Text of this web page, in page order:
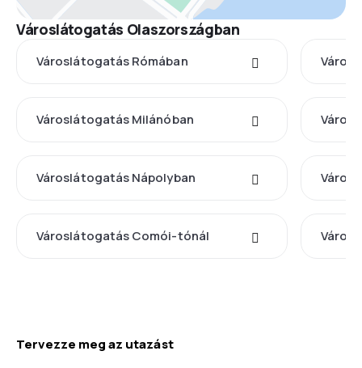
Városlátogatás Olaszországban
Városlátogatás Rómában
Városlátogatás Milánóban
Városlátogatás Nápolyban
Városlátogatás Comói-tónál
Tervezze meg az utazást